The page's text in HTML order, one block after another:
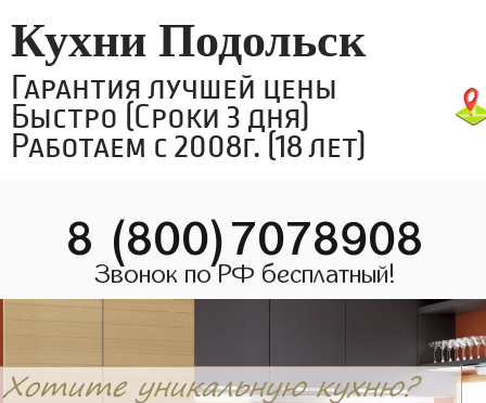
Кухни Подольск
Гарантия лучшей цены
Быстро (Сроки 3 дня)
Работаем с 2008г. (18 лет)
8 (800)7078908
Звонок по РФ бесплатный!